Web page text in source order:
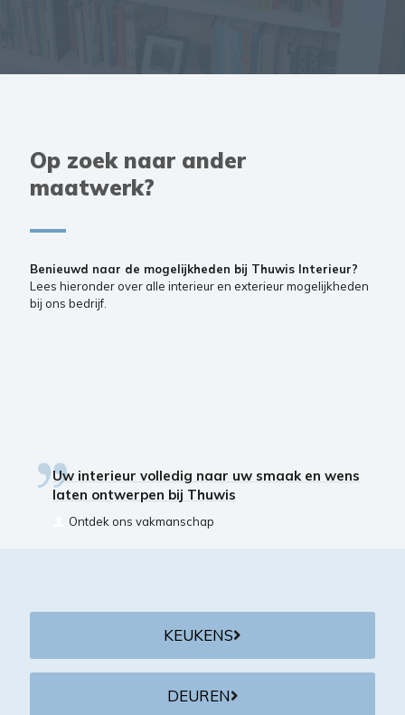
Op zoek naar ander
maatwerk?
Benieuwd naar de mogelijkheden bij Thuwis Interieur?
Lees hieronder over alle interieur en exterieur mogelijkheden
bij ons bedrijf.
Uw interieur volledig naar uw smaak en wens
laten ontwerpen bij Thuwis
Ontdek ons vakmanschap
KEUKENS
DEUREN